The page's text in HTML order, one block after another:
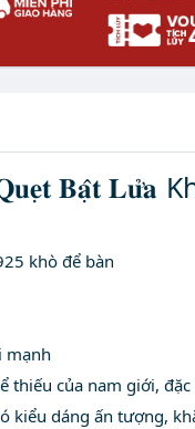
𝐁𝐚̣̂𝐭 𝐋𝐮̛̉𝐚
khò để bàn
mạnh
thiếu của nam giới,
kiểu dáng ấn tượng,